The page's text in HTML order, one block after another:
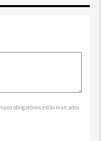
obrigatórios estão marcados